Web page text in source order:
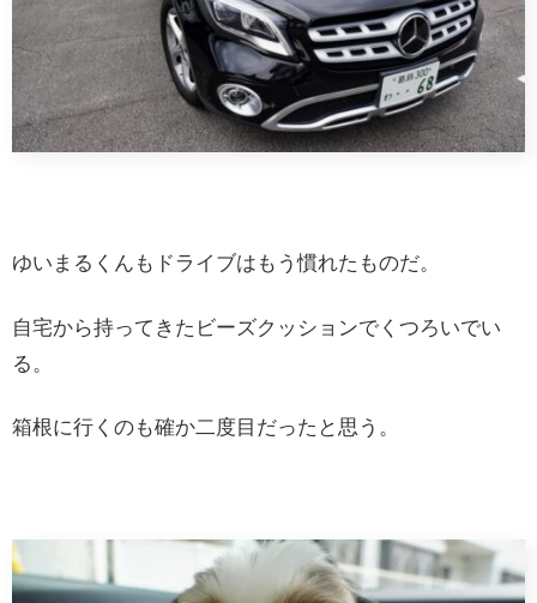
ゆいまるくんもドライブはもう慣れたものだ。
自宅から持ってきたビーズクッションでくつろいでい
る。
箱根に行くのも確か二度目だったと思う。